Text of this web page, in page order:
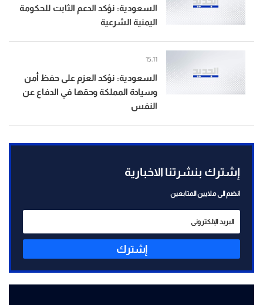
السعودية: نؤكد الدعم الثابت للحكومة
اليمنية الشرعية
السعودية: نؤكد العزم على حفظ أمن
وسيادة المملكة وحقها في الدفاع عن
النفس
15:11
إشترك بنشرتنا الاخبارية
انضم الى ملايين المتابعين
إشترك